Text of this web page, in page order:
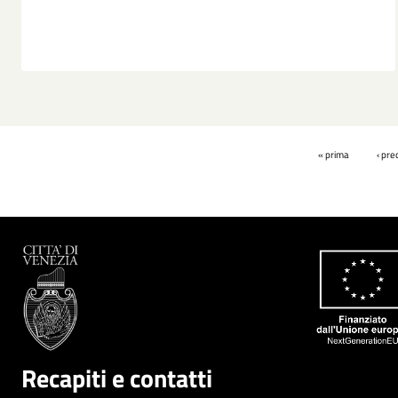
Pagine
« prima ‹
Recapiti e contatti